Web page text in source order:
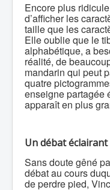
Encore plus
d’afficher les
taille que les
Elle oublie que le
alphabétique, a
réalité, de
mandarin qui peut
quatre
enseigne partagée
apparaît en plus
Un débat
Sans doute gêné
débat au cours
de perdre pied,